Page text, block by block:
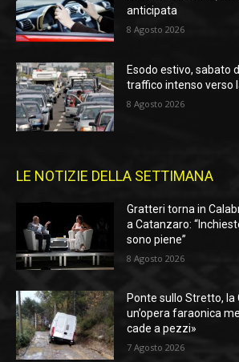
anticipata
8 Agosto 2026
Esodo estivo, sabato
traffico intenso verso
8 Agosto 2026
LE NOTIZIE DELLA SETTIMANA
Gratteri torna in
a Catanzaro:
sono piene”
8 Agosto 2026
Ponte sullo Stretto, la
un’opera faraonica
cade a pezzi»
7 Agosto 2026